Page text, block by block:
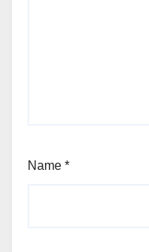
Name *